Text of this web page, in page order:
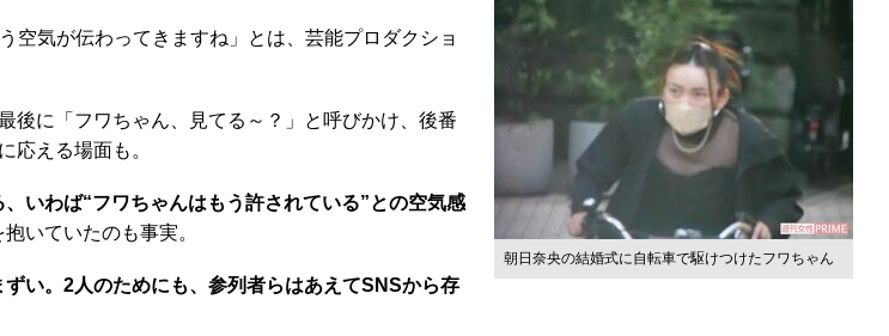
朝日奈央の結婚式に自転車で駆けつけたフワちゃん
空気が伝わってきますね」とは、芸能プロダクショ
に「フワちゃん、見てる～？」と呼びかけ、後番
応える場面も。
いわば“フワちゃんはもう許されている”との空気感
いていたのも事実。
い。2人のためにも、参列者らはあえてSNSから存